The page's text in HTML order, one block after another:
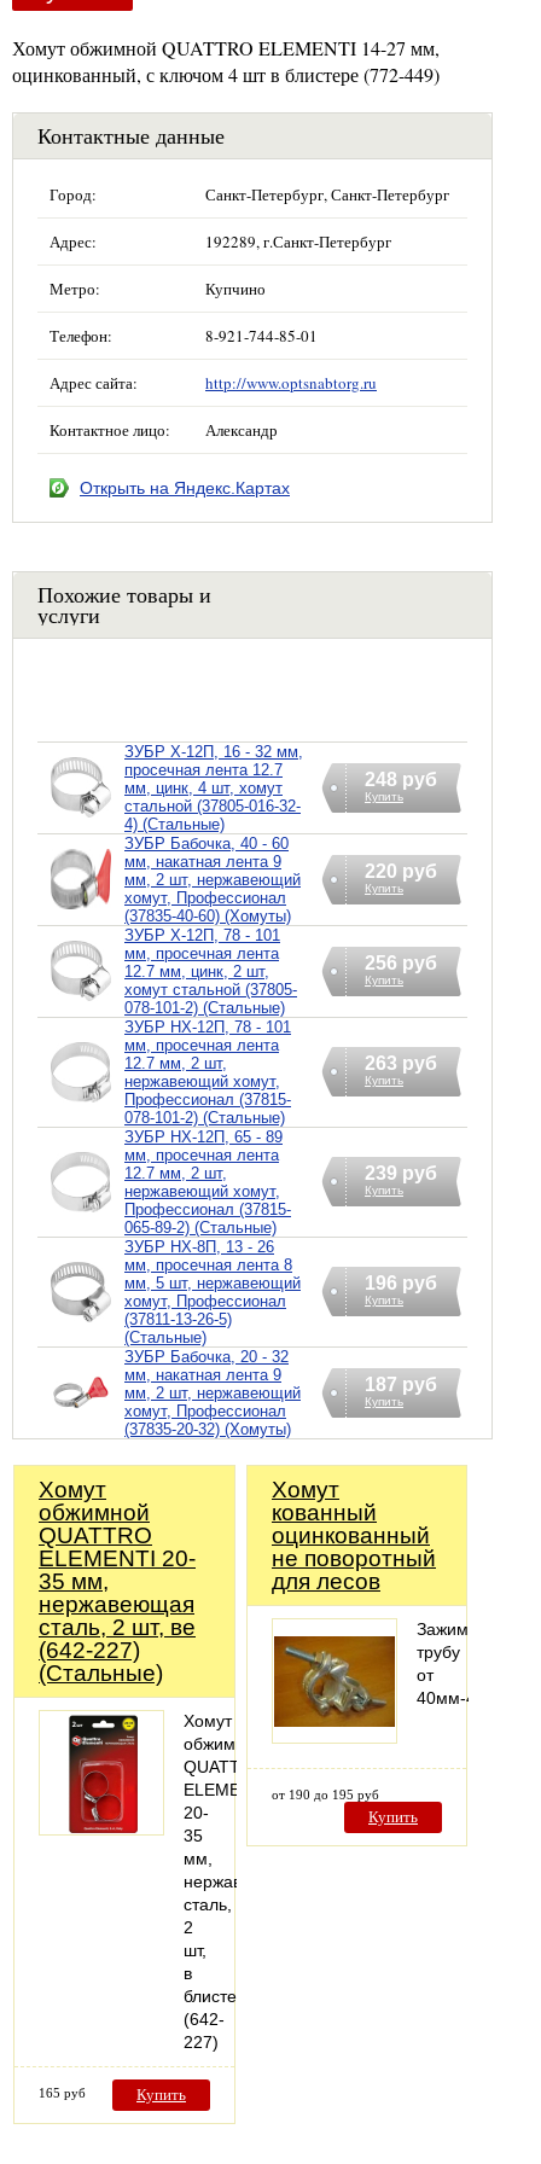
Хомут обжимной QUATTRO ELEMENTI 14-27 мм,
оцинкованный, с ключом 4 шт в блистере (772-449)
Контактные данные
Город: Санкт-Петербург, Санкт-Петербург
Адрес: 192289, г.Санкт-Петербург
Метро: Купчино
Телефон: 8-921-744-85-01
Адрес сайта: http://www.optsnabtorg.ru
Контактное лицо: Александр
Открыть на Яндекс.Картах
Похожие товары и
услуги
ЗУБР Х-12П, 16 - 32 мм,
просечная лента 12.7
мм, цинк, 4 шт, хомут
стальной (37805-016-32-
4) (Стальные)
248 руб
Купить
ЗУБР Бабочка, 40 - 60
мм, накатная лента 9
мм, 2 шт, нержавеющий
хомут, Профессионал
(37835-40-60) (Хомуты)
220 руб
Купить
ЗУБР Х-12П, 78 - 101
мм, просечная лента
12.7 мм, цинк, 2 шт,
хомут стальной (37805-
078-101-2) (Стальные)
256 руб
Купить
ЗУБР НХ-12П, 78 - 101
мм, просечная лента
12.7 мм, 2 шт,
нержавеющий хомут,
Профессионал (37815-
078-101-2) (Стальные)
263 руб
Купить
ЗУБР НХ-12П, 65 - 89
мм, просечная лента
12.7 мм, 2 шт,
нержавеющий хомут,
Профессионал (37815-
065-89-2) (Стальные)
239 руб
Купить
ЗУБР НХ-8П, 13 - 26
мм, просечная лента 8
мм, 5 шт, нержавеющий
хомут, Профессионал
(37811-13-26-5)
(Стальные)
196 руб
Купить
ЗУБР Бабочка, 20 - 32
мм, накатная лента 9
мм, 2 шт, нержавеющий
хомут, Профессионал
(37835-20-32) (Хомуты)
187 руб
Купить
Хомут
обжимной
QUATTRO
ELEMENTI 20-
35 мм,
нержавеющая
сталь, 2 шт, ве
(642-227)
(Стальные)
Хомут
обжимной
QUATTRO
ELEMENTI
20-
35
мм,
нержавеющая
сталь,
2
шт,
в
блистере
(642-
227)
165 руб Купить
Хомут
кованный
оцинкованный
не поворотный
для лесов
Зажимает
трубу
от
40мм-48мм.
от 190 до 195 руб
Купить